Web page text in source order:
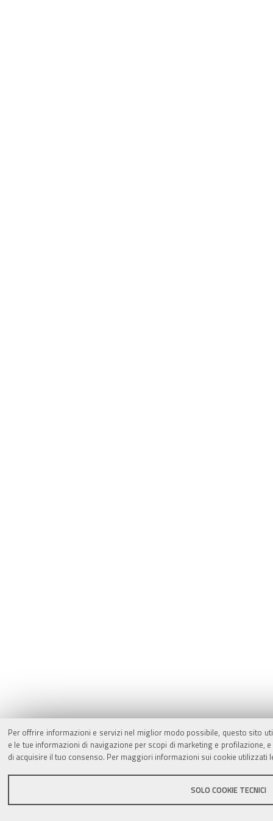
Per offrire informazioni e servizi nel miglior modo possibile, questo sito
e le tue informazioni di navigazione per scopi di marketing e
di acquisire il tuo consenso. Per maggiori informazioni sui cookie utilizzati
SOLO COOKIE TECNICI